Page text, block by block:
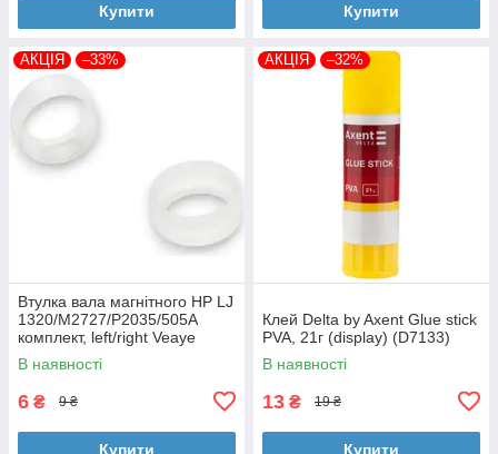
Купити Купити
АКЦІЯ –33%
Втулка вала магнітного HP LJ
1320/M2727/P2035/505A
комплект, left/right Veaye
(BSHMR-505U-VE)
В наявності
6 ₴ 9 ₴
Купити
АКЦІЯ –32%
Клей Delta by Axent Glue stick
PVA, 21г (display) (D7133)
В наявності
13 ₴ 19 ₴
Купити